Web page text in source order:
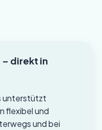
direkt in
unterstützt
flexibel und
und bei